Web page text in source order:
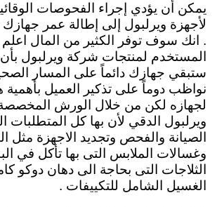
يمكن أن يؤدي إجراء الفحوصات
لأجهزة ويرلبول إلى إطالة عمر
. انك سوف توفر الكثير من المال
المستخدم لمنتجات شركة ويرلبول بأن
ستبقي جهازك دائماً على المسار
نواظب دوماً على تذكير العميل بأهمية
لجهازه لكن من خلال الورش المخصصة
ويرلبول الدقي لأن بها كل المتطلبات
الصيانة والفحص وتجديد الاجهزة مثل
وغسالات الملابس التى بها تأكل في
الثلاجات التى بحاجة الى دهان دوكو
الغسيل الشامل للتكييفات .